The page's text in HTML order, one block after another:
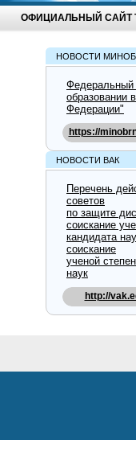
ОФИЦИАЛЬНЫЙ САЙТ
НОВОСТИ
Федеральный
образовании
Федерации"
https://
НОВОСТИ ВАК
Перечень
советов
по защите
соискание
кандидата
соискание
ученой
наук
http://